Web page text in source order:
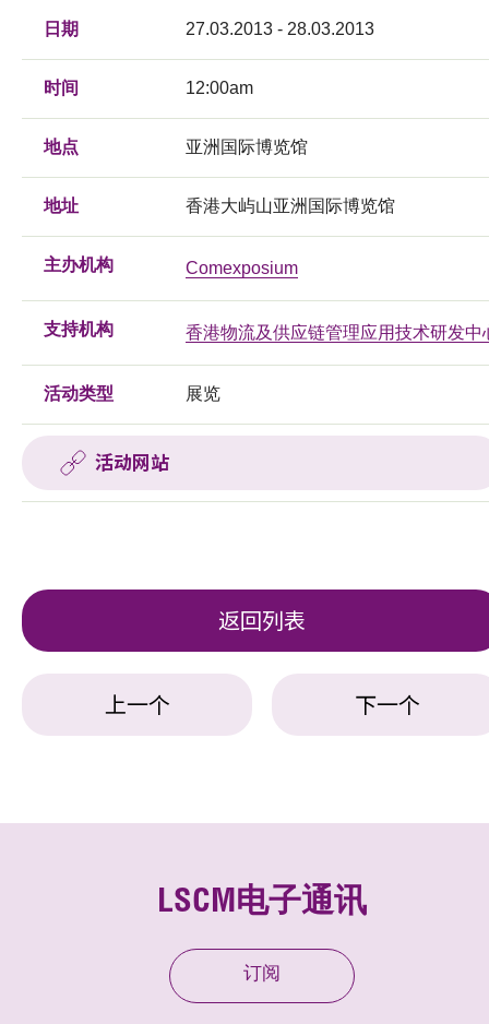
日期 27.03.2013 - 28.03.2013
时间 12:00am
地点 亚洲国际博览馆
地址 香港大屿山亚洲国际博览馆
主办机构 Comexposium
支持机构 香港物流及供应链管理应用技术研发中
活动类型 展览
活动网站
返回列表
上一个 下一个
LSCM电子通讯
订阅